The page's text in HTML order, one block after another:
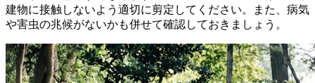
建物に接触しないよう適切に剪定してください。また、病気
や害虫の兆候がないかも併せて確認しておきましょう。